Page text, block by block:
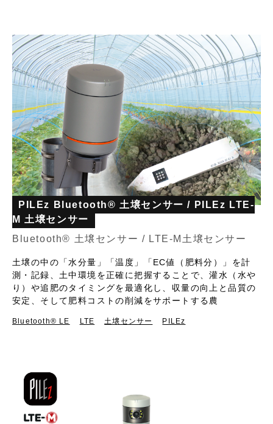
PILEz Bluetooth® 土壌センサー / PILEz LTE-
M 土壌センサー
Bluetooth® 土壌センサー / LTE-M土壌センサー
土壌の中の「水分量」「温度」「EC値（肥料分）」を計
測・記録、土中環境を正確に把握することで、灌水（水や
り）や追肥のタイミングを最適化し、収量の向上と品質の
安定、そして肥料コストの削減をサポートする農
Bluetooth®︎ LE LTE 土壌センサー PILEz